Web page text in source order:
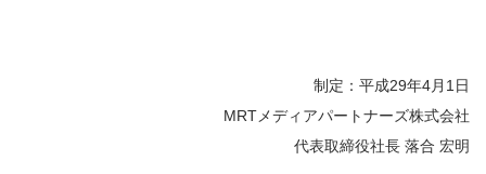
制定：平成29年4月1日
MRTメディアパートナーズ株式会社
代表取締役社長 落合 宏明